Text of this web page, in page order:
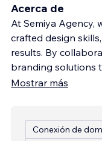
Acerca de
At Semiya Agency,
crafted design
results. By
branding solutions
Mostrar más
Conexión de